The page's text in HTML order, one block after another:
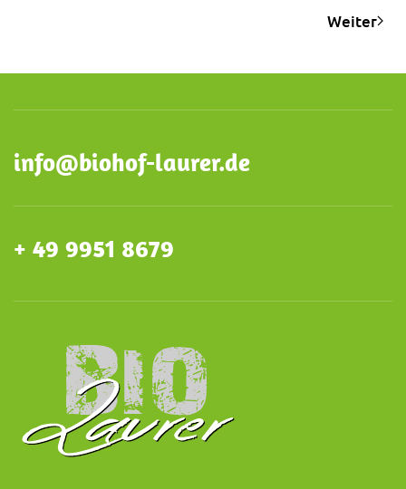
Weiter
info@biohof-laurer.de
+ 49 9951 8679